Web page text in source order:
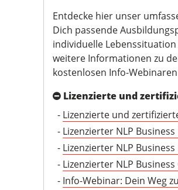
Entdecke hier unser
Dich passende
individuelle
weitere Informationen zu
kostenlosen Info-
Lizenzierte und
- Lizenzierte und
- Lizenzierter NLP
- Lizenzierter NLP
- Lizenzierter NLP Business
- Info-Webinar: Dein Weg